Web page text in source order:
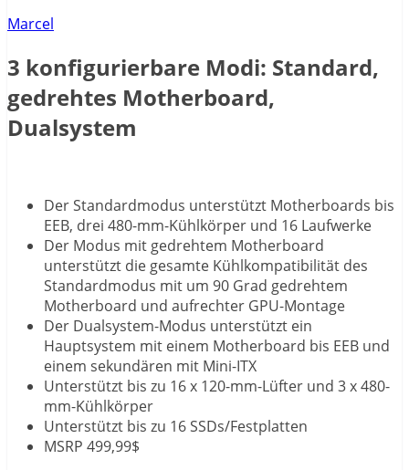
Marcel
3 konfigurierbare Modi: Standard,
gedrehtes Motherboard,
Dualsystem
Der Standardmodus unterstützt Motherboards bis
EEB, drei 480-mm-Kühlkörper und 16 Laufwerke
Der Modus mit gedrehtem Motherboard
unterstützt die gesamte Kühlkompatibilität des
Standardmodus mit um 90 Grad gedrehtem
Motherboard und aufrechter GPU-Montage
Der Dualsystem-Modus unterstützt ein
Hauptsystem mit einem Motherboard bis EEB und
einem sekundären mit Mini-ITX
Unterstützt bis zu 16 x 120-mm-Lüfter und 3 x 480-
mm-Kühlkörper
Unterstützt bis zu 16 SSDs/Festplatten
MSRP 499,99$